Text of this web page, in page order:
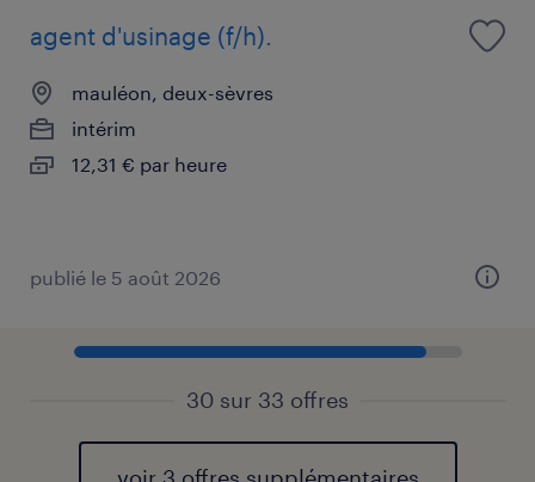
agent d'usinage (f/h).
mauléon, deux-sèvres
intérim
12,31 € par heure
publié le 5 août 2026
30 sur 33 offres